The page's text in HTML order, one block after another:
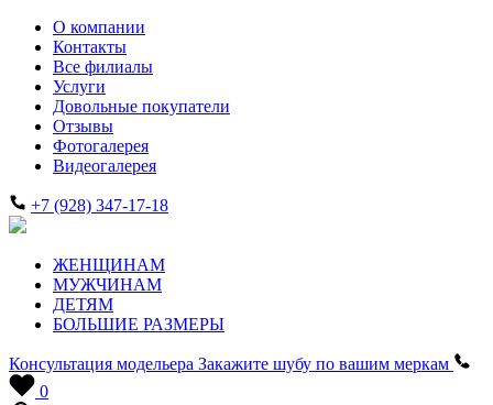
О компании
Контакты
Все филиалы
Услуги
Довольные покупатели
Отзывы
Фотогалерея
Видеогалерея
+7 (928) 347-17-18
ЖЕНЩИНАМ
МУЖЧИНАМ
ДЕТЯМ
БОЛЬШИЕ РАЗМЕРЫ
Консультация модельера Закажите шубу по вашим меркам
0